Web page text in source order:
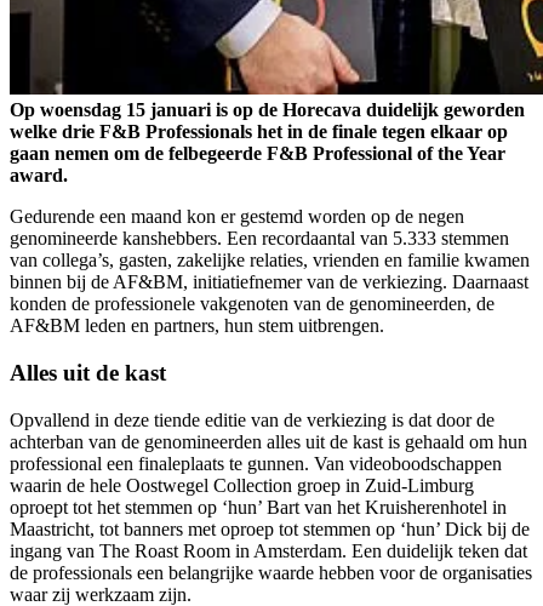
Op woensdag 15 januari is op de Horecava duidelijk geworden
welke drie F&B Professionals het in de finale tegen elkaar op
gaan nemen om de felbegeerde F&B Professional of the Year
award.
Gedurende een maand kon er gestemd worden op de negen
genomineerde kanshebbers. Een recordaantal van 5.333 stemmen
van collega’s, gasten, zakelijke relaties, vrienden en familie kwamen
binnen bij de AF&BM, initiatiefnemer van de verkiezing. Daarnaast
konden de professionele vakgenoten van de genomineerden, de
AF&BM leden en partners, hun stem uitbrengen.
Alles uit de kast
Opvallend in deze tiende editie van de verkiezing is dat door de
achterban van de genomineerden alles uit de kast is gehaald om hun
professional een finaleplaats te gunnen. Van videoboodschappen
waarin de hele Oostwegel Collection groep in Zuid-Limburg
oproept tot het stemmen op ‘hun’ Bart van het Kruisherenhotel in
Maastricht, tot banners met oproep tot stemmen op ‘hun’ Dick bij de
ingang van The Roast Room in Amsterdam. Een duidelijk teken dat
de professionals een belangrijke waarde hebben voor de organisaties
waar zij werkzaam zijn.